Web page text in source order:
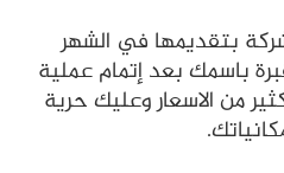
بتقديمها في الشهر
باسمك بعد إتمام عملية
من الاسعار وعليك حرية